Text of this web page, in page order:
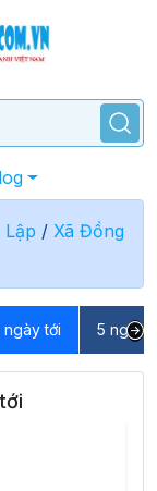
/ Xã Đồng
ngày tới 5 ngày